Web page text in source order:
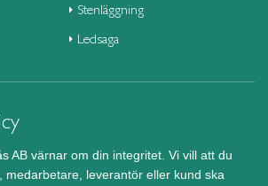
Stenläggning
Ledsaga
AB värnar om din integritet. Vi vill att du
medarbetare, leverantör eller kund ska